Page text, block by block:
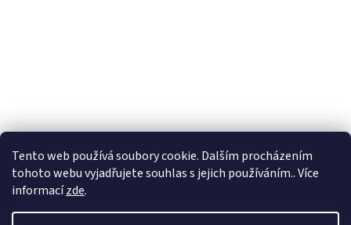
Tento web používá soubory cookie. Dalším procházením
tohoto webu vyjadřujete souhlas s jejich používáním.. Více
informacízde.